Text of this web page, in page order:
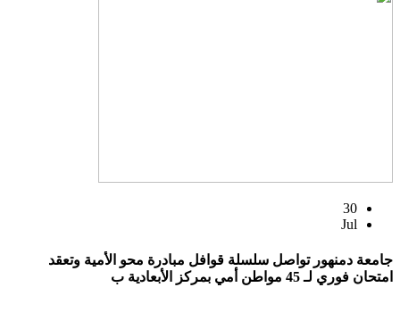
30
Jul
جامعة دمنهور تواصل سلسلة قوافل مبادرة محو الأمية وتعقد
امتحان فوري لـ 45 مواطن أمي بمركز الأبعادية ب